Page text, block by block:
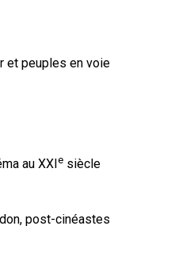
et peuples en voie
au XXI e siècle
post-cinéastes